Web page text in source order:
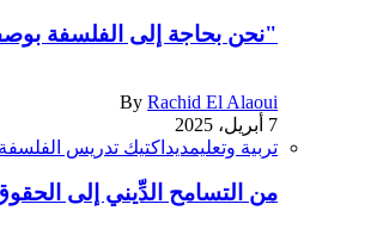
"نحن بحاجة إلى الفلسفة
By Rachid El Alaoui
7 أبريل، 2025
تربية وتعليمديداكتيك تدريس الفلسفة
من التسامح الدِّيني إلى الحقوق